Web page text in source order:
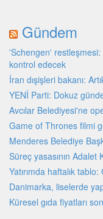
Gündem
'Schengen' restleşmesi:
kontrol edecek
İran dışişleri bakanı:
YENİ Parti: Dokuz
Avcılar Belediyesi'ne
Game of Thrones filmi
Menderes Belediye
Süreç yasasının
Yatırımda haftalık
Danimarka, liselerde
Küresel gıda fiyatları